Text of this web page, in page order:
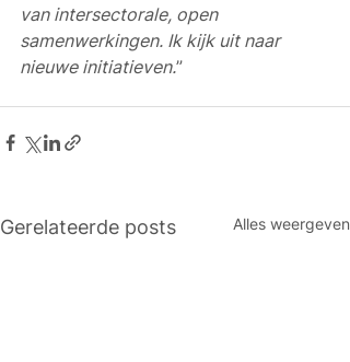
van intersectorale, open
samenwerkingen. Ik kijk uit naar
nieuwe initiatieven.”
Gerelateerde posts Alles weergeven